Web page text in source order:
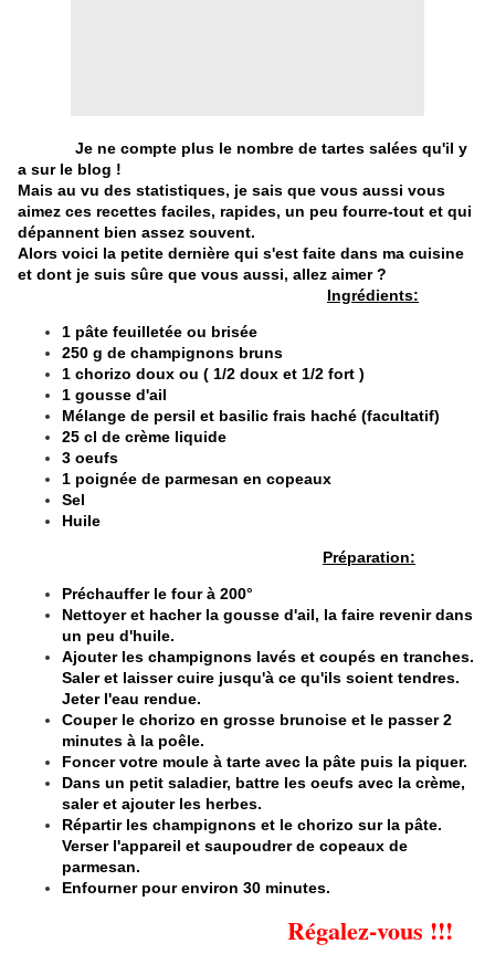
Je ne compte plus le nombre de tartes salées qu'il y
a sur le blog !
Mais au vu des statistiques, je sais que vous aussi vous
aimez ces recettes faciles, rapides, un peu fourre-tout et qui
dépannent bien assez souvent.
Alors voici la petite dernière qui s'est faite dans ma cuisine
et dont je suis sûre que vous aussi, allez aimer ?
Ingrédients:
1 pâte feuilletée ou brisée
250 g de champignons bruns
1 chorizo doux ou ( 1/2 doux et 1/2 fort )
1 gousse d'ail
Mélange de persil et basilic frais haché (facultatif)
25 cl de crème liquide
3 oeufs
1 poignée de parmesan en copeaux
Sel
Huile
Préparation:
Préchauffer le four à 200°
Nettoyer et hacher la gousse d'ail, la faire revenir dans
un peu d'huile.
Ajouter les champignons lavés et coupés en tranches.
Saler et laisser cuire jusqu'à ce qu'ils soient tendres.
Jeter l'eau rendue.
Couper le chorizo en grosse brunoise et le passer 2
minutes à la poêle.
Foncer votre moule à tarte avec la pâte puis la piquer.
Dans un petit saladier, battre les oeufs avec la crème,
saler et ajouter les herbes.
Répartir les champignons et le chorizo sur la pâte.
Verser l'appareil et saupoudrer de copeaux de
parmesan.
Enfourner pour environ 30 minutes.
Régalez-vous !!!